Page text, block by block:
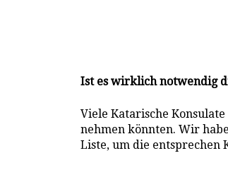
Ist es wirklich notwendig
Viele Katarische
nehmen könnten. Wir
Liste, um die entsprechen